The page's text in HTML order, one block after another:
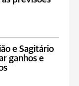
e Sagitário
ganhos e